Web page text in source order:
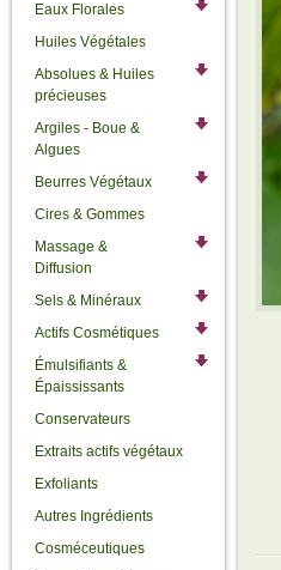
Eaux Florales
Huiles Végétales
Absolues & Huiles
précieuses
Argiles - Boue &
Algues
Beurres Végétaux
Cires & Gommes
Massage &
Diffusion
Sels & Minéraux
Actifs Cosmétiques
Émulsifiants &
Épaississants
Conservateurs
Extraits actifs végétaux
Exfoliants
Autres Ingrédients
Cosméceutiques